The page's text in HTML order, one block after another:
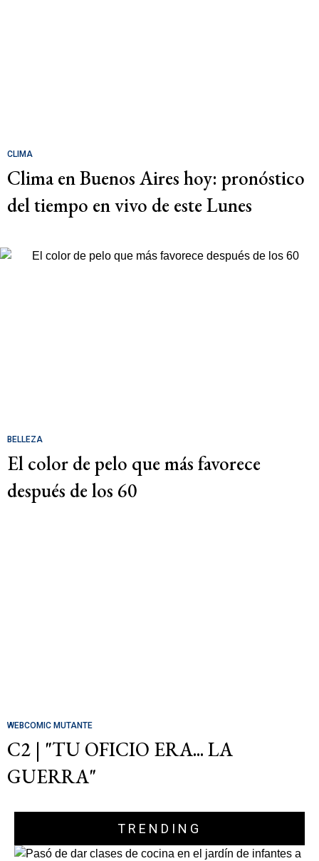
CLIMA
Clima en Buenos Aires hoy: pronóstico
del tiempo en vivo de este Lunes
BELLEZA
El color de pelo que más favorece
después de los 60
WEBCOMIC MUTANTE
C2 | "TU OFICIO ERA... LA
GUERRA"
TRENDING